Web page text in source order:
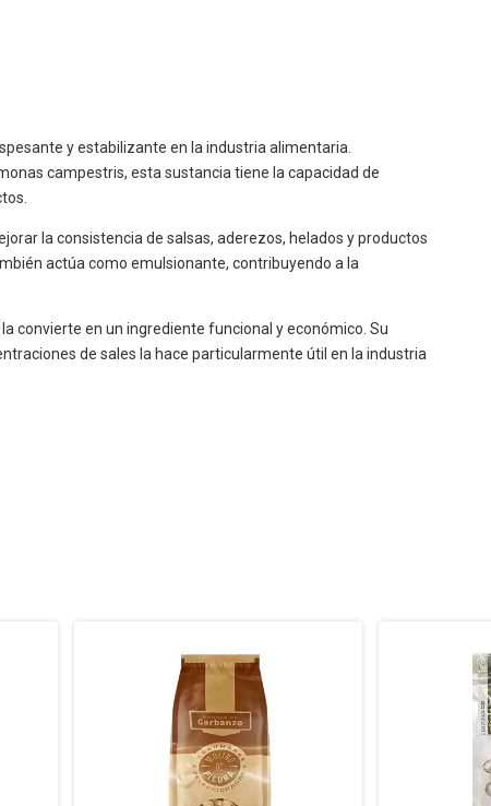
y estabilizante en la industria alimentaria.
campestris, esta sustancia tiene la capacidad de
la consistencia de salsas, aderezos, helados y productos
actúa como emulsionante, contribuyendo a la
convierte en un ingrediente funcional y económico. Su
de sales la hace particularmente útil en la industria